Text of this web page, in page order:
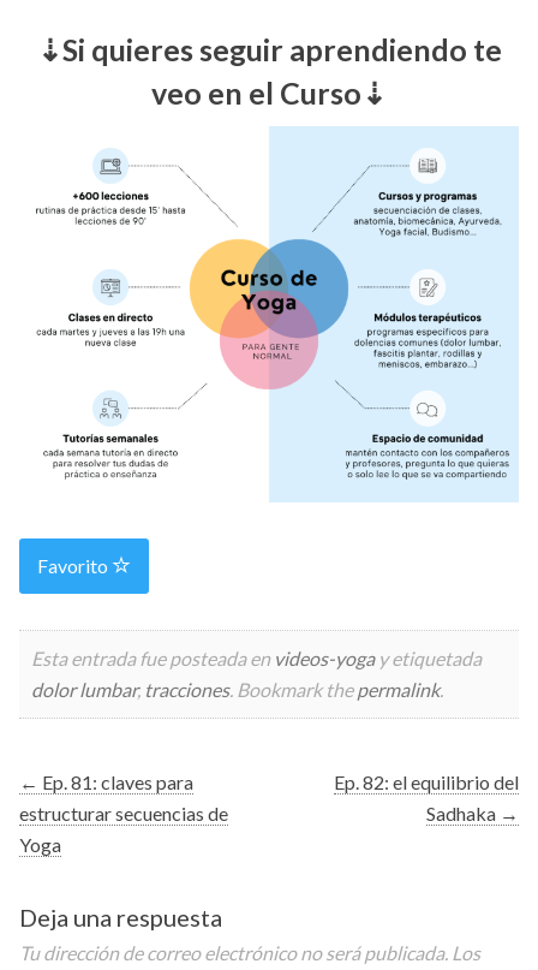
⇣Si quieres seguir aprendiendo te
veo en el Curso⇣
Favorito
Esta entrada fue posteada en videos-yogay etiquetada
dolor lumbar, tracciones. Bookmark thepermalink.
Post
navigation
← Ep. 81: claves para
estructurar secuencias de
Yoga
Ep. 82: el equilibrio del
Sadhaka →
Deja una respuesta
Tu dirección de correo electrónico no será publicada. Los